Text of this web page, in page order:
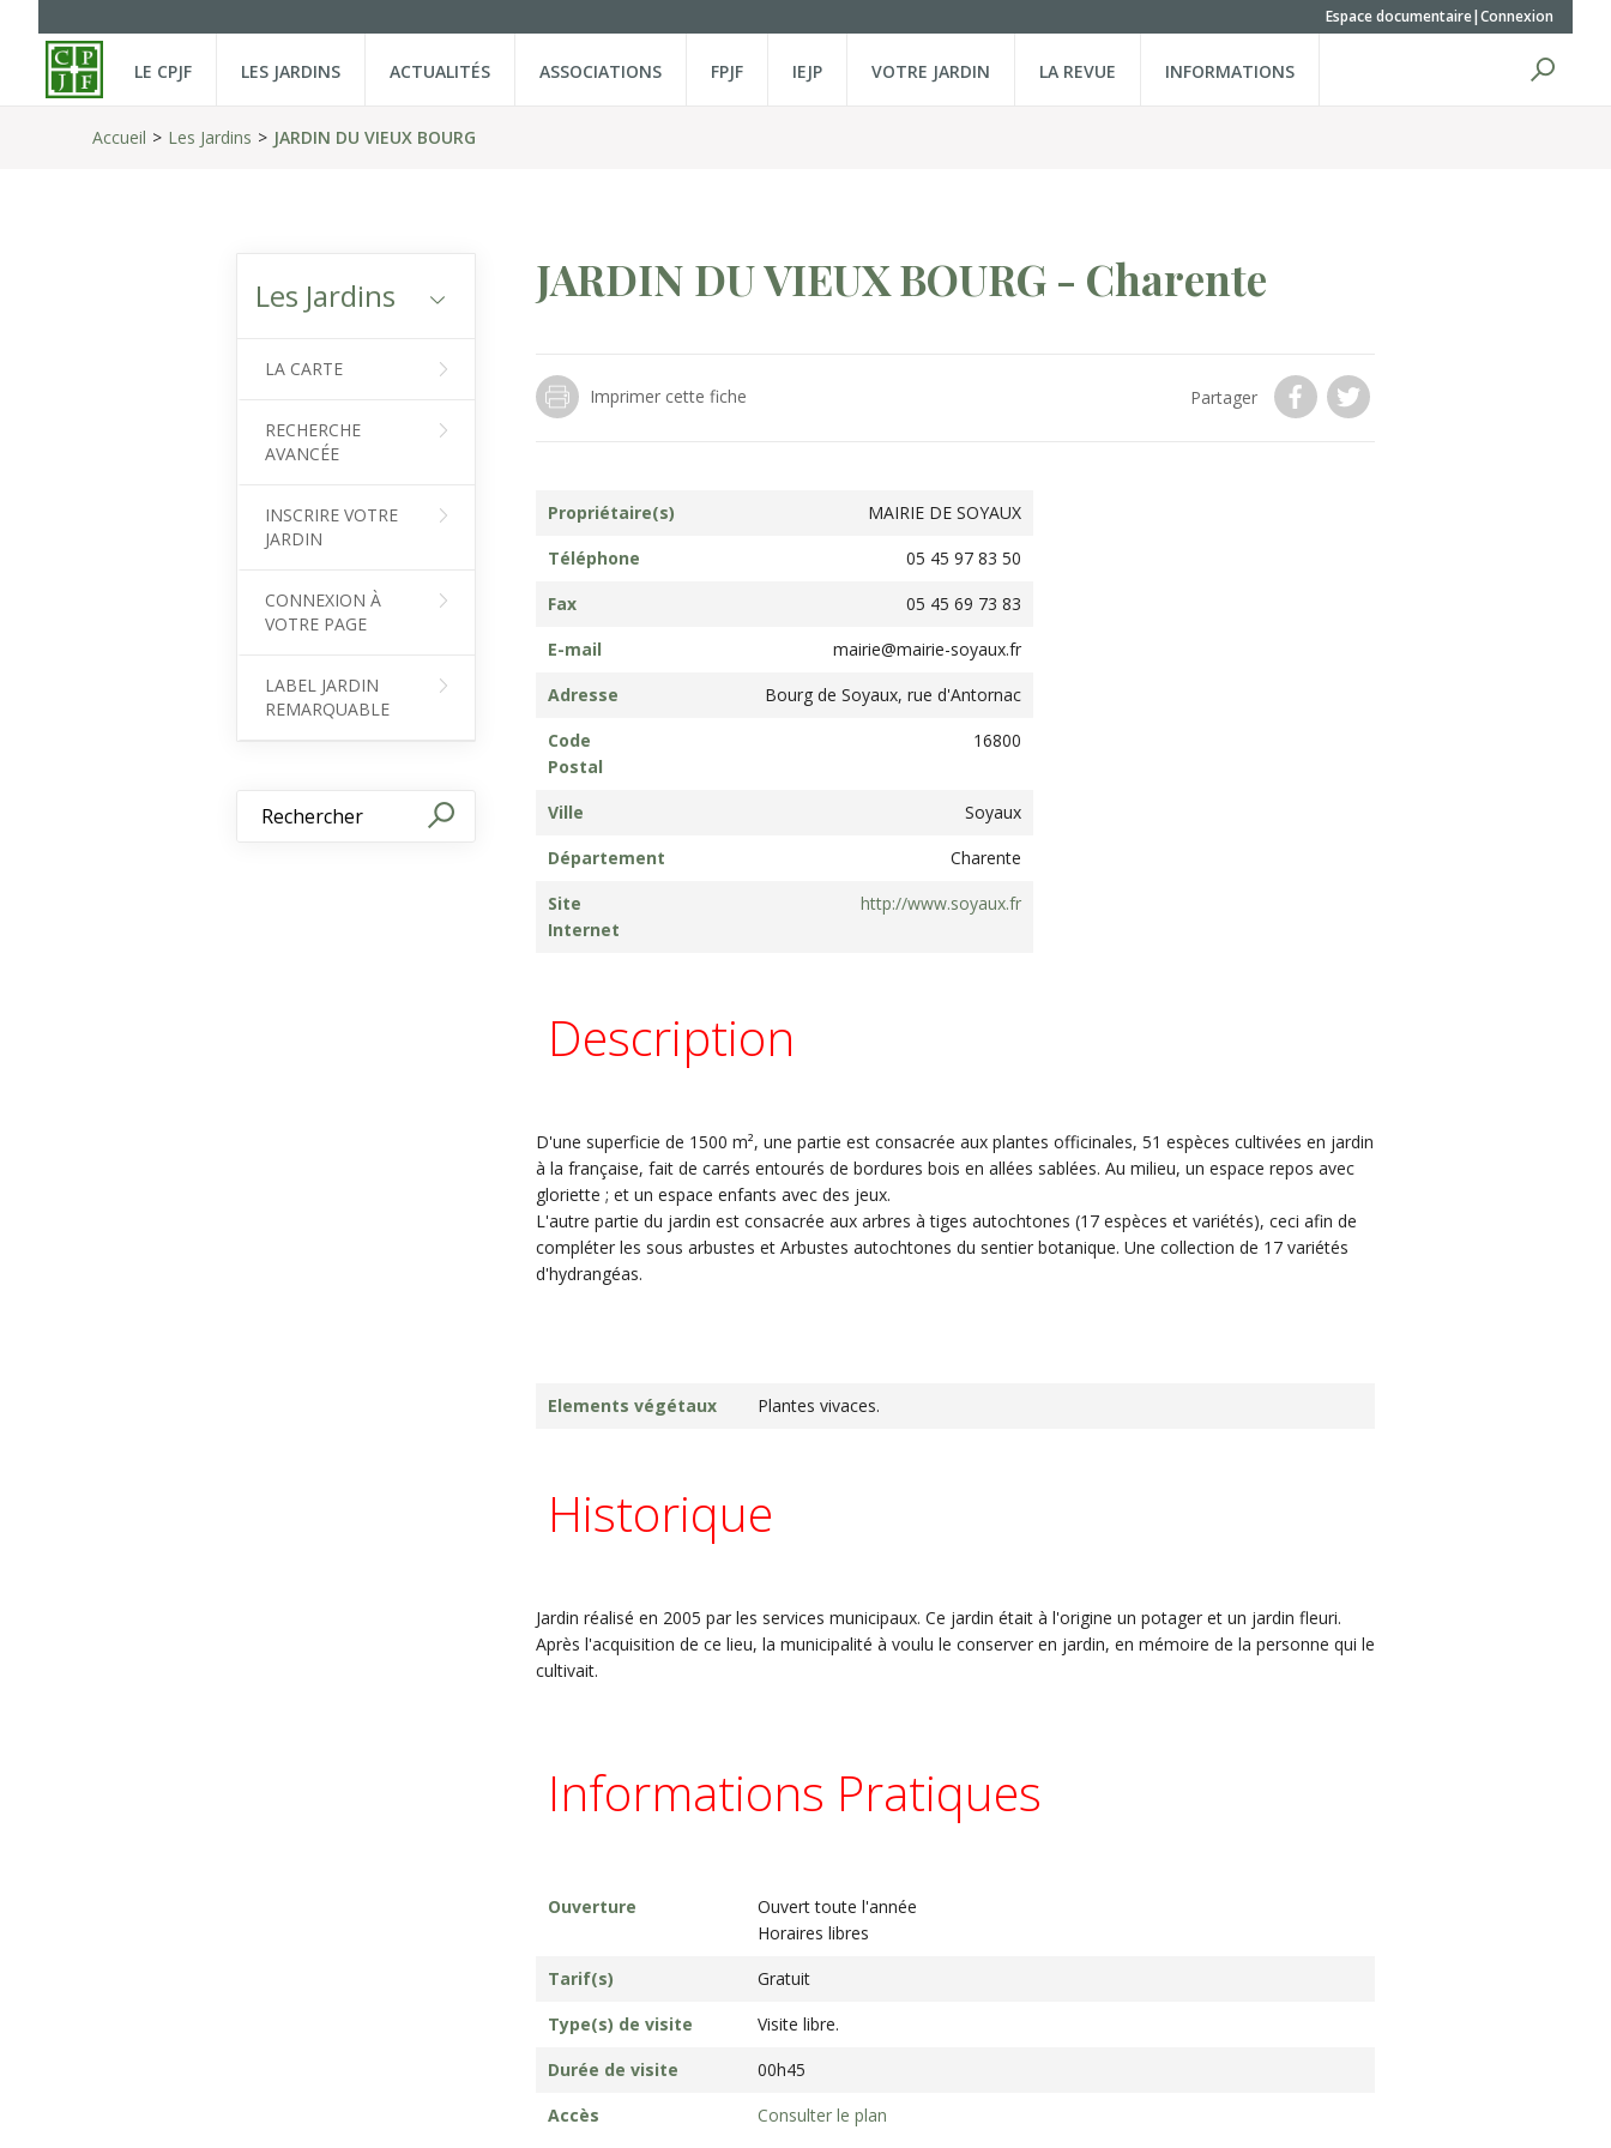
Espace documentaire Connexion
LE CPJF LES JARDINS ACTUALITÉS ASSOCIATIONS FPJF IEJP VOTRE JARDIN LA REVUE INFORMATIONS
Accueil Les Jardins JARDIN DU VIEUX BOURG
Les Jardins
LA CARTE
RECHERCHE
AVANCÉE
INSCRIRE VOTRE
JARDIN
CONNEXION À
VOTRE PAGE
LABEL JARDIN
REMARQUABLE
JARDIN DU VIEUX BOURG - Charente
Imprimer cette fiche Partager
Propriétaire(s)
MAIRIE DE SOYAUX
Téléphone
05 45 97 83 50
Fax
05 45 69 73 83
E-mail
mairie@mairie-soyaux.fr
Adresse
Bourg de Soyaux, rue d'Antornac
Code
Postal
16800
Ville
Soyaux
Département
Charente
Site
Internet
http://www.soyaux.fr
Description
D'une superficie de 1500 m², une partie est consacrée aux plantes officinales, 51 espèces cultivées en jardin
à la française, fait de carrés entourés de bordures bois en allées sablées. Au milieu, un espace repos avec
gloriette ; et un espace enfants avec des jeux.
L'autre partie du jardin est consacrée aux arbres à tiges autochtones (17 espèces et variétés), ceci afin de
compléter les sous arbustes et Arbustes autochtones du sentier botanique. Une collection de 17 variétés
d'hydrangéas.
Elements végétaux Plantes vivaces.
Historique
Jardin réalisé en 2005 par les services municipaux. Ce jardin était à l'origine un potager et un jardin fleuri.
Après l'acquisition de ce lieu, la municipalité à voulu le conserver en jardin, en mémoire de la personne qui le
cultivait.
Informations Pratiques
Ouverture
Ouvert toute l'année
Horaires libres
Tarif(s)
Gratuit
Type(s) de visite
Visite libre.
Durée de visite
00h45
Accès
Consulter le plan